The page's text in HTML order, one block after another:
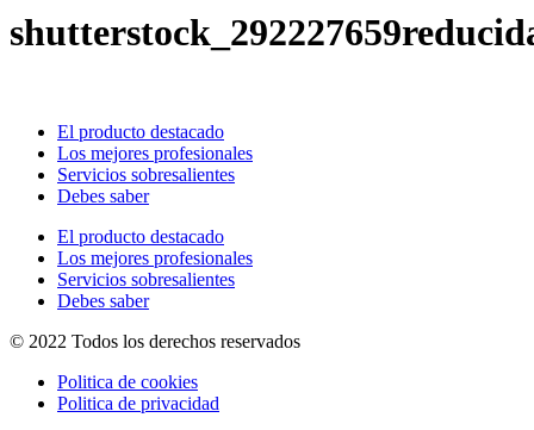
El producto destacado
Los mejores profesionales
Servicios sobresalientes
Debes saber
El producto destacado
Los mejores profesionales
Servicios sobresalientes
Debes saber
© 2022 Todos los derechos reservados
Politica de cookies
Politica de privacidad